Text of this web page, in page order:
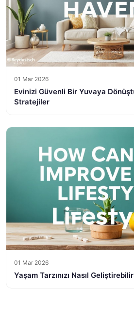
01 Mar 2026
Evinizi Güvenli Bir Yuvaya
Stratejiler
01 Mar 2026
Yaşam Tarzınızı Nasıl